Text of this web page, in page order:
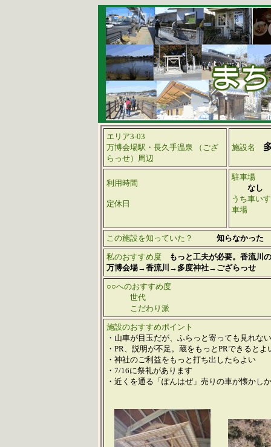
エリア3-03
万博会場駅・長久手温泉 （ござ
らっせ）周辺
施設名
利用時間
定休日
駐車場
なし
うち車い
車場
この施設を知っていた？ 知らなかった
私のおすすめ度
もっと工夫が必要。香流川
万博会場→香流川→多度神社→ござらっせ
○○へのおすすめ度
世代
こだわり派
施設のおすすめポイント
・山車が目玉だが、ふらっと寄っても見れない
・PR、説明が不足。蔵をもっとPRできるとよ
・神社のご利益をもっと打ち出したらよい
・7/16に祭礼があります
・近くを通る「ぽんはぜ」売りの車が懐かし